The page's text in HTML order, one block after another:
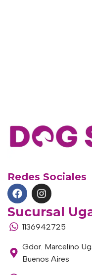
Redes Sociales
Sucursal
1136942725
Gdor. Marcelino
Buenos Aires